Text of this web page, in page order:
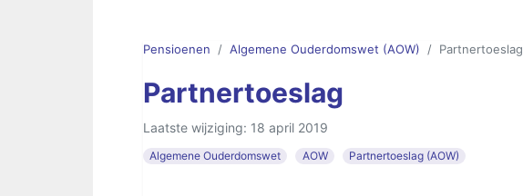
Pensioenen Algemene Ouderdomswet (AOW) Partnertoeslag
Partnertoeslag
Laatste wijziging: 18 april 2019
Algemene Ouderdomswet AOW Partnertoeslag (AOW)